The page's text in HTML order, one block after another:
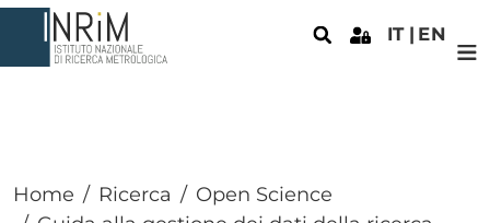
Salta al contenuto principale
IT EN
Home Ricerca
Open Science